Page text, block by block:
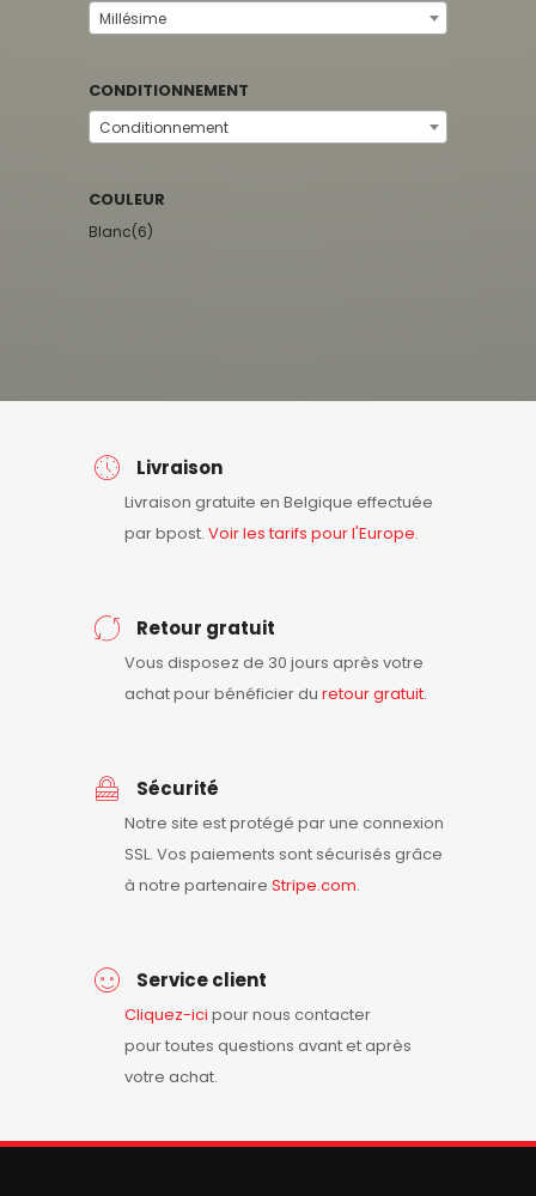
Millésime
CONDITIONNEMENT
Conditionnement
COULEUR
Blanc(6)
Livraison
Livraison gratuite en Belgique effectuée
par bpost. Voir les tarifs pour l'Europe.
Retour gratuit
Vous disposez de 30 jours après votre
achat pour bénéficier du retourgratuit.
Sécurité
Notre site est protégé par une connexion
SSL. Vos paiements sont sécurisés grâce
à notre partenaire Stripe.com.
Service client
Cliquez-ici pour nous contacter
pour toutes questions avant et après
votre achat.